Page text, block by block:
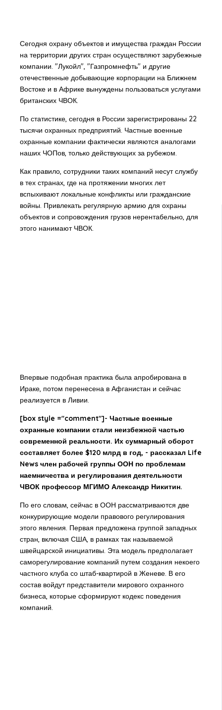
Сегодня охрану объектов и имущества граждан России
на территории других стран осуществляют зарубежные
компании. "Лукойл", "Газпромнефть" и другие
отечественные добывающие корпорации на Ближнем
Востоке и в Африке вынуждены пользоваться услугами
британских ЧВОК.
По статистике, сегодня в России зарегистрированы 22
тысячи охранных предприятий. Частные военные
охранные компании фактически являются аналогами
наших ЧОПов, только действующих за рубежом.
Как правило, сотрудники таких компаний несут службу
в тех странах, где на протяжении многих лет
вспыхивают локальные конфликты или гражданские
войны. Привлекать регулярную армию для охраны
объектов и сопровождения грузов нерентабельно, для
этого нанимают ЧВОК.
Впервые подобная практика была апробирована в
Ираке, потом перенесена в Афганистан и сейчас
реализуется в Ливии.
[box style ="comment"]- Частные военные
охранные компании стали неизбежной частью
современной реальности. Их суммарный оборот
составляет более $120 млрд в год, - рассказал Life
News член рабочей группы ООН по проблемам
наемничества и регулирования деятельности
ЧВОК профессор МГИМО Александр Никитин.
По его словам, сейчас в ООН рассматриваются две
конкурирующие модели правового регулирования
этого явления. Первая предложена группой западных
стран, включая США, в рамках так называемой
швейцарской инициативы. Эта модель предполагает
саморегулирование компаний путем создания некоего
частного клуба со штаб-квартирой в Женеве. В его
состав войдут представители мирового охранного
бизнеса, которые сформируют кодекс поведения
компаний.